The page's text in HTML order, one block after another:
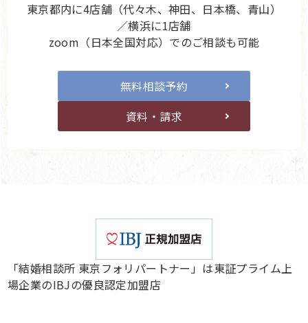
東京都内に4店舗（代々木、神田、日本橋、青山）
／横浜に1店舗
zoom（日本全国対応）でのご相談も可能
無料相談予約
資料・請求
「結婚相談所 東京フォリパートナー」は東証プライム上
場企業のIBJの優良認定加盟店